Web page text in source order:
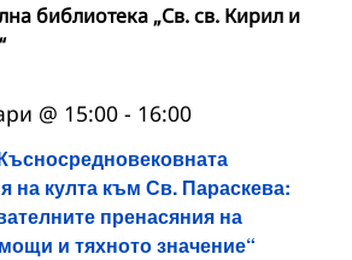
библиотека „Св. св. Кирил и
на култа към Св. Параскева:
пренасяния на
и тяхното значение“
@ 15:00 - 16:00